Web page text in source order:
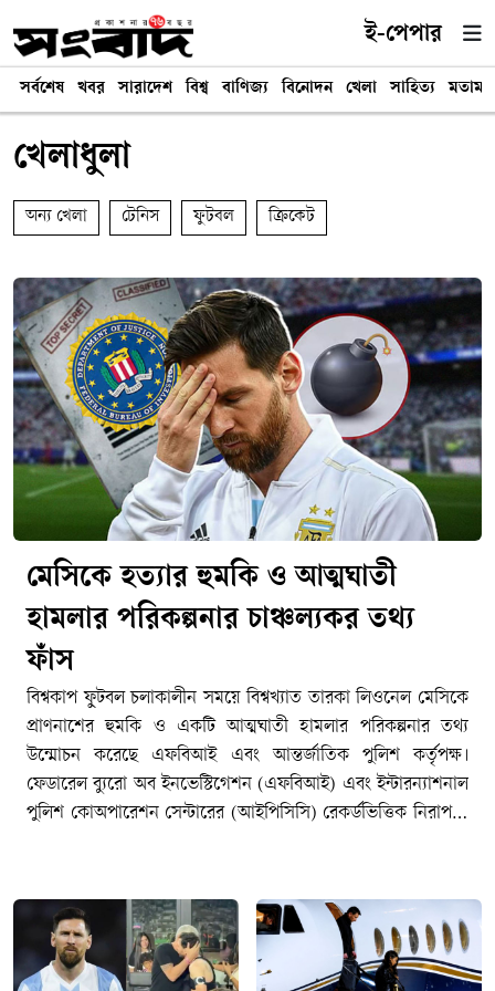
ই-পেপার
সর্বশেষ খবর সারাদেশ বিশ্ব বাণিজ্য বিনোদন খেলা সাহিত্য মতামত
খেলাধুলা
অন্য খেলা টেনিস ফুটবল ক্রিকেট
মেসিকে হত্যার হুমকি ও আত্মঘাতী
হামলার পরিকল্পনার চাঞ্চল্যকর তথ্য
ফাঁস
বিশ্বকাপ ফুটবল চলাকালীন সময়ে বিশ্বখ্যাত তারকা লিওনেল মেসিকে
প্রাণনাশের হুমকি ও একটি আত্মঘাতী হামলার পরিকল্পনার তথ্য
উন্মোচন করেছে এফবিআই এবং আন্তর্জাতিক পুলিশ কর্তৃপক্ষ।
ফেডারেল ব্যুরো অব ইনভেস্টিগেশন (এফবিআই) এবং ইন্টারন্যাশনাল
পুলিশ কোঅপারেশন সেন্টারের (আইপিসিসি) রেকর্ডভিত্তিক নিরাপত্তা
উল্লেখ করা হয়েছে, টুর্নামেন্ট চলাকালীন সময়ে অন্য যেকোনো
খেলোয়াড়ের তুলনায় মেসিকে সবচেয়ে বেশি সংখ্যক হুমকি দেওয়া
হয়েছিল।​তদন্ত প্রতিবেদনে বলা হয়েছে, এক ব্যক্তি স্টেডিয়ামে প্রবেশ
করে সরাসরি লিওনেল মেসিকে হত্যা করার হুমকি দিয়েছিল। এছাড়া